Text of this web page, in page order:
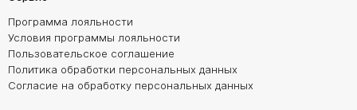
Программа лояльности
Условия программы лояльности
Пользовательское соглашение
Политика обработки персональных данных
Согласие на обработку персональных данных